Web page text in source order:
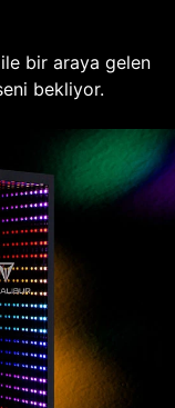
ile bir araya gelen
bekliyor.